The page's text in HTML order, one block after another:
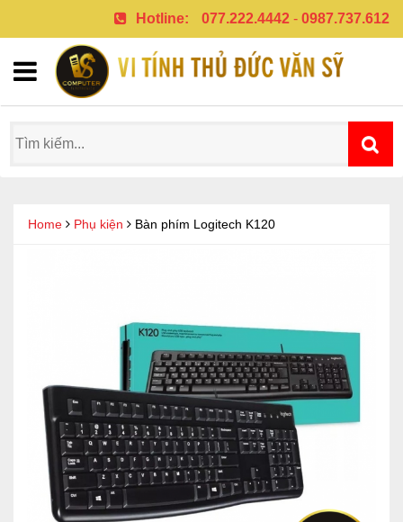
Hotline: 077.222.4442 - 0987.737.612
Home Phụ kiện Bàn phím Logitech K120